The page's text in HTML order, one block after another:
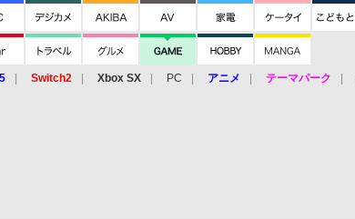
Switch2 Xbox SX PC アニメ テーマパーク